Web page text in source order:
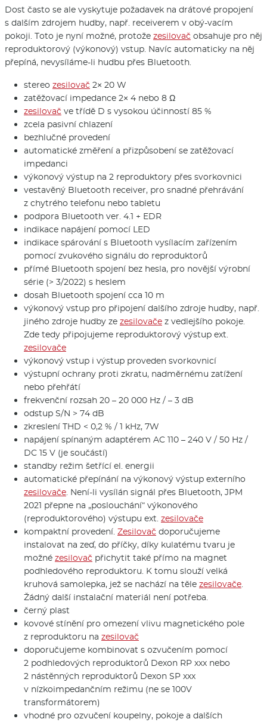
Dost často se ale vyskytuje požadavek na drátové propojení
s dalším zdrojem hudby, např. receiverem v obý-vacím
pokoji. Toto je nyní možné, protože zesilovač obsahuje pro něj
reproduktorový (výkonový) vstup. Navíc automaticky na něj
přepíná, nevysíláme-li hudbu přes Bluetooth.
stereo zesilovač 2× 20 W
zatěžovací impedance 2× 4 nebo 8 Ω
zesilovač ve třídě D s vysokou účinností 85 %
zcela pasivní chlazení
bezhlučné provedení
automatické změření a přizpůsobení se zatěžovací
impedanci
výkonový výstup na 2 reproduktory přes svorkovnici
vestavěný Bluetooth receiver, pro snadné přehrávání
z chytrého telefonu nebo tabletu
podpora Bluetooth ver. 4.1 + EDR
indikace napájení pomocí LED
indikace spárování s Bluetooth vysílacím zařízením
pomocí zvukového signálu do reproduktorů
přímé Bluetooth spojení bez hesla, pro novější výrobní
série (> 3/2022) s heslem
dosah Bluetooth spojení cca 10 m
výkonový vstup pro připojení dalšího zdroje hudby, např.
jiného zdroje hudby ze zesilovače z vedlejšího pokoje.
Zde tedy připojujeme reproduktorový výstup ext.
zesilovače
výkonový vstup i výstup proveden svorkovnicí
výstupní ochrany proti zkratu, nadměrnému zatížení
nebo přehřátí
frekvenční rozsah 20 – 20 000 Hz / – 3 dB
odstup S/N > 74 dB
zkreslení THD < 0,2 % / 1 kHz, 7W
napájení spínaným adaptérem AC 110 – 240 V / 50 Hz /
DC 15 V (je součástí)
standby režim šetřící el. energii
automatické přepínání na výkonový výstup externího
zesilovače. Není-li vysílán signál přes Bluetooth, JPM
2021 přepne na „poslouchání“ výkonového
(reproduktorového) výstupu ext. zesilovače
kompaktní provedení. Zesilovač doporučujeme
instalovat na zeď, do příčky, díky kulatému tvaru je
možné zesilovač přichytit také přímo na magnet
podhledového reproduktoru. K tomu slouží velká
kruhová samolepka, jež se nachází na těle zesilovače.
Žádný další instalační materiál není potřeba.
černý plast
kovové stínění pro omezení vlivu magnetického pole
z reproduktoru na zesilovač
doporučujeme kombinovat s ozvučením pomocí
2 podhledových reproduktorů Dexon RP xxx nebo
2 nástěnných reproduktorů Dexon SP xxx
v nízkoimpedančním režimu (ne se 100V
transformátorem)
vhodné pro ozvučení koupelny, pokoje a dalších